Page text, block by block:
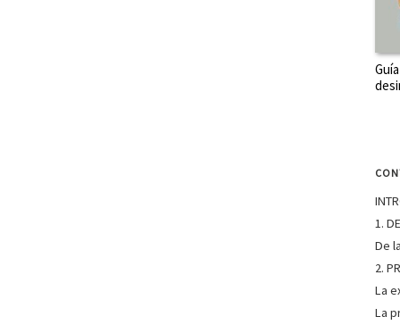
1.
De
2.
La
La